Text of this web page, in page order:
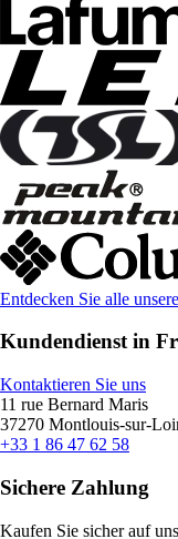
Entdecken Sie alle
Kundendienst in
Kontaktieren Sie uns
11 rue Bernard Maris
37270 Montlouis-sur-
+33 1 86 47 62 58
Sichere Zahlung
Kaufen Sie sicher auf